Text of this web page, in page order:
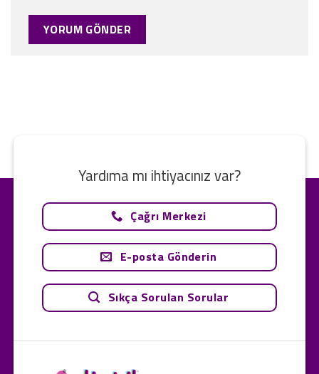
Yardıma mı ihtiyacınız var?
Çağrı Merkezi
E-posta Gönderin
Sıkça Sorulan Sorular